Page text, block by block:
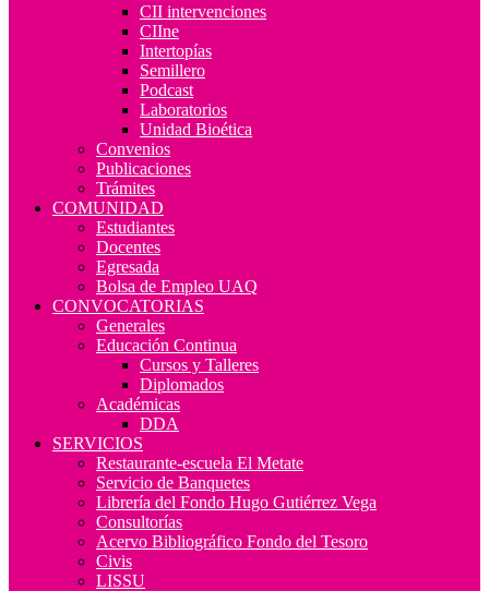
CII intervenciones
CIIne
Intertopías
Semillero
Podcast
Laboratorios
Unidad Bioética
Convenios
Publicaciones
Trámites
COMUNIDAD
Estudiantes
Docentes
Egresada
Bolsa de Empleo UAQ
CONVOCATORIAS
Generales
Educación Continua
Cursos y Talleres
Diplomados
Académicas
DDA
SERVICIOS
Restaurante-escuela El Metate
Servicio de Banquetes
Librería del Fondo Hugo Gutiérrez Vega
Consultorías
Acervo Bibliográfico Fondo del Tesoro
Civis
LISSU